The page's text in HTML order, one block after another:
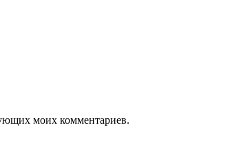
моих комментариев.